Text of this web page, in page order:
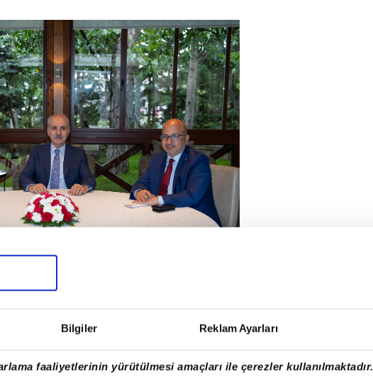
Bilgiler Reklam Ayarları
faaliyetlerinin yürütülmesi amaçları ile çerezler kullanılmaktadır.
görüşmelerde genel hava
hepsini sürece destek
hazır buldum.